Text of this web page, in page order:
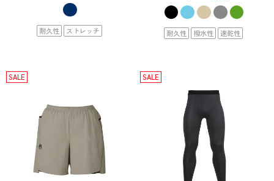
耐久性 ストレッチ 耐久性 撥水性 速乾性
SALE SALE